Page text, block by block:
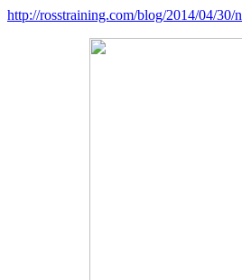
http://rosstraining.com/blog/2014/04/30/